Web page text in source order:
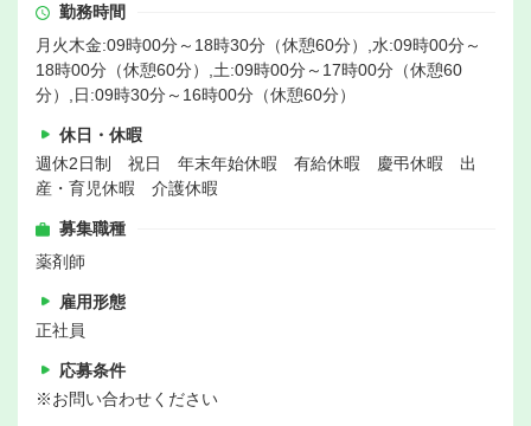
勤務時間
月火木金:09時00分～18時30分（休憩60分）,水:09時00分～
18時00分（休憩60分）,土:09時00分～17時00分（休憩60
分）,日:09時30分～16時00分（休憩60分）
休日・休暇
週休2日制 祝日 年末年始休暇 有給休暇 慶弔休暇 出
産・育児休暇 介護休暇
募集職種
薬剤師
雇用形態
正社員
応募条件
※お問い合わせください